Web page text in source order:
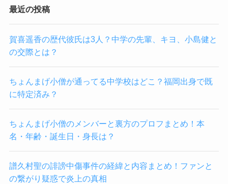
最近の投稿
賀喜遥香の歴代彼氏は3人？中学の先輩、キヨ、小島健と
の交際とは？
ちょんまげ小僧が通ってる中学校はどこ？福岡出身で既
に特定済み？
ちょんまげ小僧のメンバーと裏方のプロフまとめ！本
名・年齢・誕生日・身長は？
譜久村聖の誹謗中傷事件の経緯と内容まとめ！ファンと
の繋がり疑惑で炎上の真相